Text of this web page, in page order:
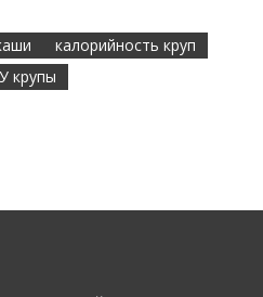
калорийность круп
крупы